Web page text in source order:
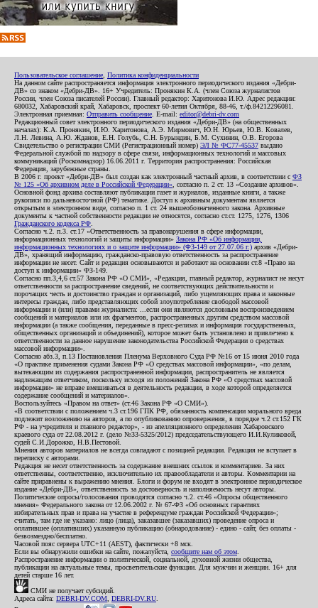
Пользовательское соглашение Политика конфиденциальности
На данном сайте распространяется информация электронного периодического издания «Дебри-
ДВ» со знаком «Дебри-ДВ». 16+ Учредитель: Пронякин К.А. (член Союза журналистов
России, член Союза писателей России). Главный редактор: Харитонова И.Ю. Адрес редакции:
680032, Хабаровский край, Хабаровск, проспект 60-летия Октября, 88-46, т./ф.84212296081.
Электронная приемная: Отправить сообщение . E-mail: editor@debri-dv.com
Редакционный совет электронного периодического издания «Дебри-ДВ» (на общественных
началах): К.А. Пронякин, И.Ю. Харитонова, А.Э. Мирмович, Ю.Н. Юрьев, Ю.В. Ковалев,
Л.Н. Левина, А.Ю. Жданов, Е.Н. Голубь, С.Н. Бурындин, Б.М. Сухинин, О.В. Егорова
Свидетельство о регистрации СМИ (Регистрационный номер) ЭЛ № ФС77-45537 выдано
Федеральной службой по надзору в сфере связи, информационных технологий и массовых
коммуникаций (Роскомнадзор) 16.06.2011 г. Территория распространения: Российская
Федерация, зарубежные страны.
В 2006 г. проект «Дебри-ДВ» был создан как электронный частный архив, в соответствии с ФЗ
№ 125 «Об архивном деле в Российской Федерации» , согласно п. 2 ст. 13 «Создание архивов».
Основной фонд архива составляют публикации газет и журналов, изданные книги, а также
рукописи по дальневосточной (РФ) тематике. Доступ к архивным документам является
открытым в электронном виде, согласно п. 1 ст. 24 вышеобозначенного закона. Архивные
документы к частной собственности редакции не относятся, согласно ст.ст. 1275, 1276, 1306
Гражданского кодекса РФ
Согласно ч.2. п.3. ст.17 «Ответственность за правонарушения в сфере информации,
информационных технологий и защиты информации» Закона РФ «Об информации,
информационных технологиях и о защите информации» (ФЗ-149 от 27.07.06 г.) архив «Дебри-
ДВ», хранящий информацию, гражданско-правовую ответственность за распространение
информации не несет. Сайт и редакция основываются и работают на основании ст.8 «Право на
доступ к информации» ФЗ-149.
Согласно пп.3,4,6 ст.57 Закона РФ «О СМИ», «Редакция, главный редактор, журналист не несут
ответственности за распространение сведений, не соответствующих действительности и
порочащих честь и достоинство граждан и организаций, либо ущемляющих права и законные
интересы граждан, либо представляющих собой злоупотребление свободой массовой
информации и (или) правами журналиста: ...если они являются дословным воспроизведением
сообщений и материалов или их фрагментов, распространенных другим средством массовой
информации (а также сообщения, переданные в пресс-релизах и информация государственных,
общественных организаций и объединений), которое может быть установлено и привлечено к
ответственности за данное нарушение законодательства Российской Федерации о средствах
массовой информации».
Согласно абз.3, п.13 Постановления Пленума Верховного Суда РФ №16 от 15 июня 2010 года
«О практике применения судами Закона РФ «О средствах массовой информации», «по делам,
вытекающим из содержания распространенной информации, распространитель не является
надлежащим ответчиком, поскольку исходя из положений Закона РФ «О средствах массовой
информации» не вправе вмешиваться в деятельность редакции, в ходе которой определяется
содержание сообщений и материалов».
Воспользуйтесь «Правом на ответ» (ст.46 Закона РФ «О СМИ»).
«В соответствии с положением ч.3 ст.196 ГПК РФ, обязанность компенсации морального вреда
подлежит возложению на авторов, а по опубликованию опровержения, в порядке ч.2 ст.152 ГК
РФ - на учредителя и главного редактор», - из апелляционного определения Хабаровского
краевого суда от 22.08.2012 г. (дело №33-5325/2012) председательствующего И.И.Куликовой,
судей С.И.Дорожко, Н.В.Пестовой.
Мнения авторов материалов не всегда совпадают с позицией редакции. Редакция не вступает в
переписку с авторами.
Редакция не несет ответственность за содержание внешних ссылок и комментариев. За них
ответственны, соответственно, исключительно их правообладатели и авторы. Комментарии на
сайте приравнены к выражению мнения. Блоги и форум не входят в электронное периодическое
издание «Дебри-ДВ», ответственность за достоверность и наполняемость несут авторы.
Политические опросы/голосования проводятся согласно ч.2. ст.46 «Опросы общественного
мнения» Федерального закона от 12.06.2002 г. № 67-ФЗ «Об основных гарантиях
избирательных прав и права на участие в референдуме граждан Российской Федерации»;
считать, там где не указано: лицо (лица), заказавшее (заказавших) проведение опроса и
оплатившее (оплативших) указанную публикацию (обнародование) - едино - сайт, без оплаты -
безвозмездно/бесплатно.
Часовой пояс сервера UTC+11 (AEST), фактически +8 мск.
Если вы обнаружили ошибки на сайте, пожалуйста, сообщите нам об этом
Распространение информации о политической, социальной, духовной жизни общества,
публикации на актуальные темы, просветительские функции. Для мужчин и женщин. 16+ для
детей старше 16 лет.
СМИ не получает субсидий.
Адреса сайта: DEBRI-DV.COM DEBRI-DV.RU